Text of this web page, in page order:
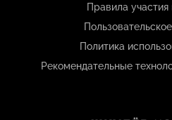
Правила участия
Политика
Рекомендательные